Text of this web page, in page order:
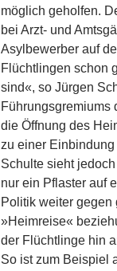
möglich geholfen.
bei Arzt- und
Asylbewerber auf
Flüchtlingen schon
sind«, so Jürgen
Führungsgremiums
die Öffnung des
zu einer
Schulte sieht
nur ein Pflaster auf
Politik weiter
»Heimreise«
der Flüchtlinge hin
So ist zum Beispiel